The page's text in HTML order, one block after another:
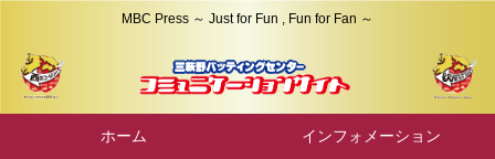
MBC Press ～ Just for Fun , Fun for Fan ～
ホーム インフォメーション